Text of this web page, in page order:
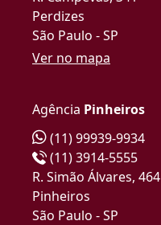
Perdizes
São Paulo - SP
Ver no mapa
Agência Pinheiros
(11) 99939-9934
(11) 3914-5555
R. Simão Álvares, 464
Pinheiros
São Paulo - SP